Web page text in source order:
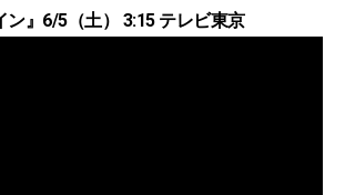
ン』6/5（土） 3:15 テレビ東京